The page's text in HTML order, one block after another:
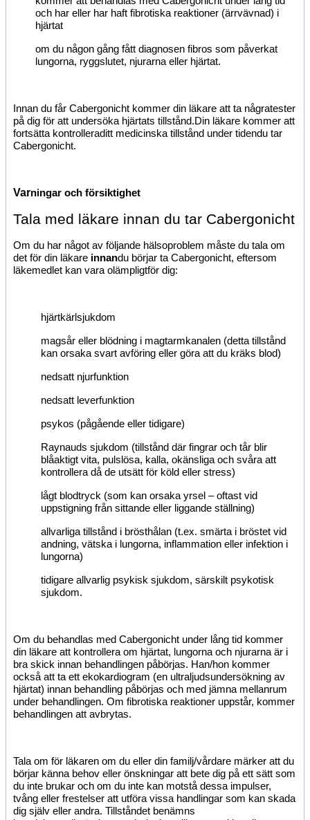
och har eller har haft fibrotiska reaktioner (ärrvävnad) i
hjärtat
om du någon gång fått diagnosen fibros som påverkat
lungorna, ryggslutet, njurarna eller hjärtat.
Innan du får Cabergonicht kommer din läkare att ta någratester
på dig för att undersöka hjärtats tillstånd.Din läkare kommer att
fortsätta kontrolleraditt medicinska tillstånd under tidendu tar
Cabergonicht.
Varningar och försiktighet
Tala med läkare innan du tar Cabergonicht
Om du har något av följande hälsoproblem måste du tala om
det för din läkare innandu börjar ta Cabergonicht, eftersom
läkemedlet kan vara olämpligtför dig:
hjärtkärlsjukdom
magsår eller blödning i magtarmkanalen (detta tillstånd
kan orsaka svart avföring eller göra att du kräks blod)
nedsatt njurfunktion
nedsatt leverfunktion
psykos (pågående eller tidigare)
Raynauds sjukdom (tillstånd där fingrar och tår blir
blåaktigt vita, pulslösa, kalla, okänsliga och svåra att
kontrollera då de utsätt för köld eller stress)
lågt blodtryck (som kan orsaka yrsel – oftast vid
uppstigning från sittande eller liggande ställning)
allvarliga tillstånd i brösthålan (t.ex. smärta i bröstet vid
andning, vätska i lungorna, inflammation eller infektion i
lungorna)
tidigare allvarlig psykisk sjukdom, särskilt psykotisk
sjukdom.
Om du behandlas med Cabergonicht under lång tid kommer
din läkare att kontrollera om hjärtat, lungorna och njurarna är i
bra skick innan behandlingen påbörjas. Han/hon kommer
också att ta ett ekokardiogram (en ultraljudsundersökning av
hjärtat) innan behandling påbörjas och med jämna mellanrum
under behandlingen. Om fibrotiska reaktioner uppstår, kommer
behandlingen att avbrytas.
Tala om för läkaren om du eller din familj/vårdare märker att du
börjar känna behov eller önskningar att bete dig på ett sätt som
du inte brukar och om du inte kan motstå dessa impulser,
tvång eller frestelser att utföra vissa handlingar som kan skada
dig själv eller andra. Tillståndet benämns